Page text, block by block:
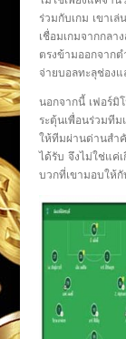
ร่วมกับเกม เขาเ
เชื่อมเกมจากกลา
ตรงข้ามออกจากต
จ่ายบอลทะลุช่อง
นอกจากนี้ เฟอร์มิ
ระตุ้นเพื่อนร่วมที
ให้ทีมผ่านด่านสำ
ได้รับ จึงไม่ใช่แค่
บวกที่เขามอบให้